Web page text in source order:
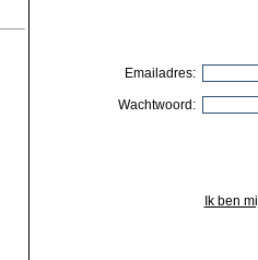
Emailadres:
Wachtwoord:
Ik ben